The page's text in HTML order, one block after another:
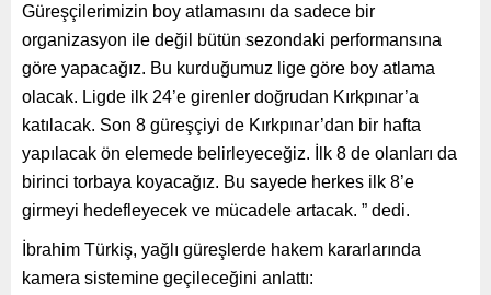
Güreşçilerimizin boy atlamasını da sadece bir
organizasyon ile değil bütün sezondaki performansına
göre yapacağız. Bu kurduğumuz lige göre boy atlama
olacak. Ligde ilk 24’e girenler doğrudan Kırkpınar’a
katılacak. Son 8 güreşçiyi de Kırkpınar’dan bir hafta
yapılacak ön elemede belirleyeceğiz. İlk 8 de olanları da
birinci torbaya koyacağız. Bu sayede herkes ilk 8’e
girmeyi hedefleyecek ve mücadele artacak. ” dedi.
İbrahim Türkiş, yağlı güreşlerde hakem kararlarında
kamera sistemine geçileceğini anlattı: